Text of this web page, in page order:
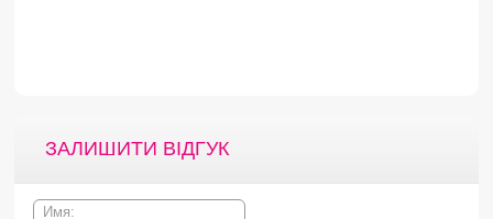
ЗАЛИШИТИ ВІДГУК